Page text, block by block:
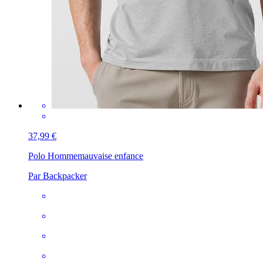
37,99 €
Polo Hommemauvaise enfance
Par Backpacker